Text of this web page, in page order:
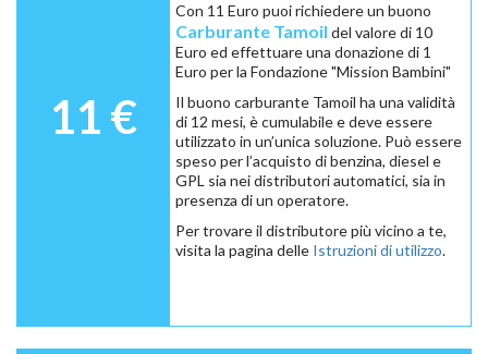
11 €
Con 11 Euro puoi richiedere un buono
Carburante Tamoil del valore di 10
Euro ed effettuare una donazione di 1
Euro per la Fondazione "Mission Bambini"
Il buono carburante Tamoil ha una validità
di 12 mesi, è cumulabile e deve essere
utilizzato in un’unica soluzione. Può essere
speso per l’acquisto di benzina, diesel e
GPL sia nei distributori automatici, sia in
presenza di un operatore.
Per trovare il distributore più vicino a te,
visita la pagina delle Istruzioni di utilizzo.